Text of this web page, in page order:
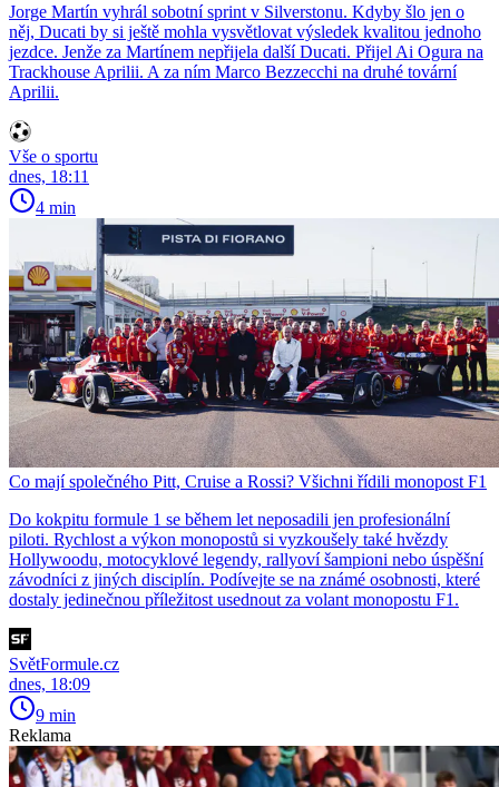
Jorge Martín vyhrál sobotní sprint v Silverstonu. Kdyby šlo jen o
něj, Ducati by si ještě mohla vysvětlovat výsledek kvalitou jednoho
jezdce. Jenže za Martínem nepřijela další Ducati. Přijel Ai Ogura na
Trackhouse Aprilii. A za ním Marco Bezzecchi na druhé tovární
Aprilii.
Vše o sportu
dnes, 18:11
4 min
Co mají společného Pitt, Cruise a Rossi? Všichni řídili monopost F1
Do kokpitu formule 1 se během let neposadili jen profesionální
piloti. Rychlost a výkon monopostů si vyzkoušely také hvězdy
Hollywoodu, motocyklové legendy, rallyoví šampioni nebo úspěšní
závodníci z jiných disciplín. Podívejte se na známé osobnosti, které
dostaly jedinečnou příležitost usednout za volant monopostu F1.
SvětFormule.cz
dnes, 18:09
9 min
Reklama